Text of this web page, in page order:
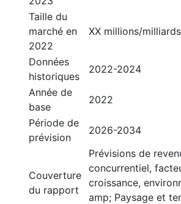
Taille du
marché en
2022
XX millions/
Données
historiques
2022-2024
Année de
base
2022
Période de
prévision
2026-2034
Couverture
du rapport
Prévisions de
concurrentiel,
croissance,
amp; Paysage et